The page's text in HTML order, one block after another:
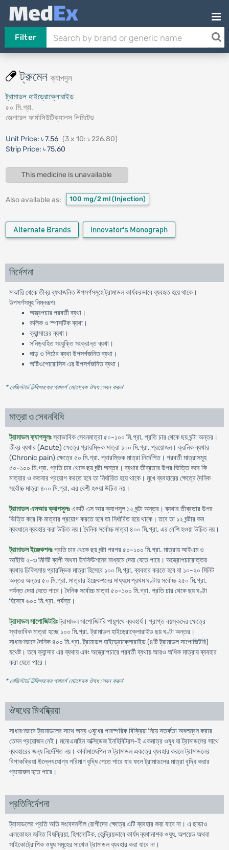
Filter
ট্রুমেনক্যাপসুল
ট্রামাডল হাইড্রোক্লোরাইড
৫০ মি.গ্রা.
জেনারেল ফার্মাসিউটিক্যালস লিমিটেড
Unit Price: ৳ 7.56 (3 x 10: ৳ 226.80)
Strip Price: ৳ 75.60
This medicine is unavailable
Also available as: 100 mg/2 ml (Injection)
Alternate Brands Innovator's Monograph
নির্দেশনা
মাঝারি থেকে তীব্র ব্যথাজনিত উপসর্গসমূহে ট্রামাডল কার্যকরভাবে ব্যবহৃত হয়ে থাকে।
উপসর্গসমূহ নিম্নরূপঃ
অস্ত্রপচার পরবর্তী ব্যথা।
কলিক ও স্পাসটিক ব্যথা।
ক্যান্সারের ব্যথা।
সনিড়বহিত সংযুক্তি সংক্রান্ত ব্যথা।
ঘাড় ও পিঠের ব্যথা উপসর্গজনিত ব্যথা।
অষ্টিওপোরোসিস এর উপসর্গজনিত ব্যথা।
* রেজিস্টার্ড চিকিৎসকের পরামর্শ মোতাবেক ঔষধ সেবন করুন'
মাত্রা ও সেবনবিধি
ট্রামাডল ক্যাপসুলঃস্বাভাবিক সেবনমাত্রা ৫০-১০০ মি.গ্রা. প্রতি চার থেকে ছয় ঘন্টা অন্তর।
তীব্র ব্যথার (Acute) ক্ষেত্রে প্রারম্ভিক মাত্রা ১০০ মি.গ্রা. প্রয়োজন। ক্রনিক ব্যথার
(Chronic pain) ক্ষেত্রে ৫০ মি.গ্রা. প্রারম্ভিক মাত্রা নির্দেশিত। পরবর্তী মাত্রাসমূহ
৫০-১০০ মি.গ্রা. প্রতি চার থেকে ছয় ঘন্টা অন্তর। ব্যথার তীব্রতার উপর ভিত্তি করে কি
মাত্রার ও কতবার প্রয়োগ করতে হবে তা নির্ধারিত হয়ে থাকে। মুখে ব্যবহারের ক্ষেত্রে দৈনিক
সর্বোচ্চ মাত্রা ৪০০ মি.গ্রা. এর বেশী হওয়া উচিত নয়।
ট্রামাডল এসআর ক্যাপসুলঃএকটি এস আর ক্যাপসুল ১২ ঘন্টা অন্তর। ব্যথার তীব্রতার উপর
ভিত্তি করে কি মাত্রার প্রয়োগ করতে হবে তা নির্ধারিত হয়ে থাকে। তবে তা ১২ ঘন্টার কম
ব্যবধানে ব্যবহার করা উচিত নয়। দৈনিক সর্বোচ্চ মাত্রা ৪০০ মি.গ্রা. এর বেশি হওয়া উচিত নয়।
ট্রামাডল ইঞ্জেকশনঃপ্রতি চার থেকে ছয় ঘন্টা পরপর ৫০-১০০ মি.গ্রা. মাত্রায় আইএম ও
আইভি ২-৩ মিনিট ব্যপী অথবা ইনফিউশনের মাধ্যমে দেয়া যেতে পারে। অস্ত্রোপচারোত্তর
ব্যথার চিকিৎসায় প্রারম্ভিক মাত্রা হিসেবে ১০০ মি.গ্রা. ব্যবহার করতে হবে যা ১০-২০ মিনিট
অন্তর অন্তর ৫০ মি.গ্রা. মাত্রার ইঞ্জেকশনের মাধ্যমে প্রথম ঘণ্টায় সর্বোচ্চ ২৫০ মি.গ্রা.
পর্যন্ত দেয়া যেতে পারে। দৈনিক সর্বোচ্চ মাত্রা ৫০-১০০ মি.গ্রা. প্রতি চার থেকে ছয় ঘণ্টা
হিসেবে ৬০০ মি.গ্রা. পর্যন্ত।
ট্রামাডল সাপোজিটরিঃট্রামাডল সাপোজিটরি পায়ূপথে ব্যবহার্য। প্রাপ্ত বয়স্কদের ক্ষেত্রে
স্বাভাবিক মাত্রা হচ্ছে ১০০ মি.গ্রা. ট্রামাডল হাইড্রোক্লোরাইড ছয় ঘণ্টা অন্তর।
সাধারণভাবে দৈনিক ৪০০ মি.গ্রা. ট্রামাডল হাইড্রোক্লোরাইড (৪টি ট্রামাডল সাপোজিটরি)
যথেষ্ট। তবে ক্যান্সার এর ব্যথায় এবং অস্ত্রোপচারে পরবর্তী ব্যথায় আরও অধিক মাত্রায় ব্যবহার
করা যেতে পারে।
* রেজিস্টার্ড চিকিৎসকের পরামর্শ মোতাবেক ঔষধ সেবন করুন'
ঔষধের মিথষ্ক্রিয়া
সাধারণভাবে ট্রামাডলের সাথে অন্য ওষুধের পারষ্পরিক বিক্রিয়া নিয়ে সতর্কতা অবলম্বন করার
তেমন প্রয়োজন নেই। মনোএমাইন অক্সিডেজ ইনহিবিটরস-ই একমাত্র ওষুধ যা ট্রামাডলের সাথে
ব্যবহারের জন্য নির্দেশিত নয়। কার্বামাজেপিন ও ট্রামাডল একত্রে ব্যবহার করলে ট্রামাডলের
বিপাকক্রিয়া উল্লেখযোগ্য পরিমাণ বৃদ্ধি পেতে পারে যার ফলে ট্রামাডলের মাত্রা বৃদ্ধি করার
প্রয়োজন হতে পারে।
প্রতিনির্দেশনা
ট্রামাডলের প্রতি অতি সংবেদনশীল রোগীদের ক্ষেত্রে এটি ব্যবহার করা যাবে না। এ ছাড়াও
এলকোহল জনিত বিষক্রিয়া, হিপনোটিক, কেন্দ্রিয়ভাবে কার্যম ব্যথানাশক ওষুধ, অপয়েড অথবা
সাইকোট্রোপিক ওষুধ সমূহের সাথেও ট্রামাডল ব্যবহার করা যাবে না।